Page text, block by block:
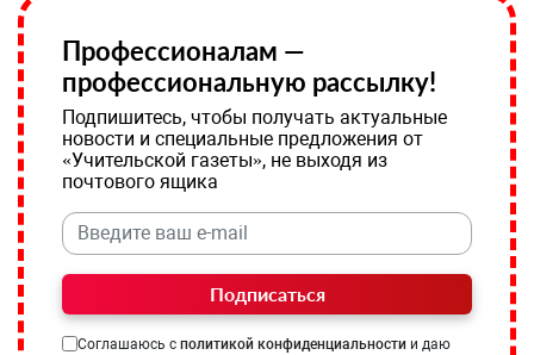
Профессионалам —
профессиональную рассылку!
Подпишитесь, чтобы получать актуальные
новости и специальные предложения от
«Учительской газеты», не выходя из
почтового ящика
Подписаться
Соглашаюсь с политикой конфиденциальности и даю